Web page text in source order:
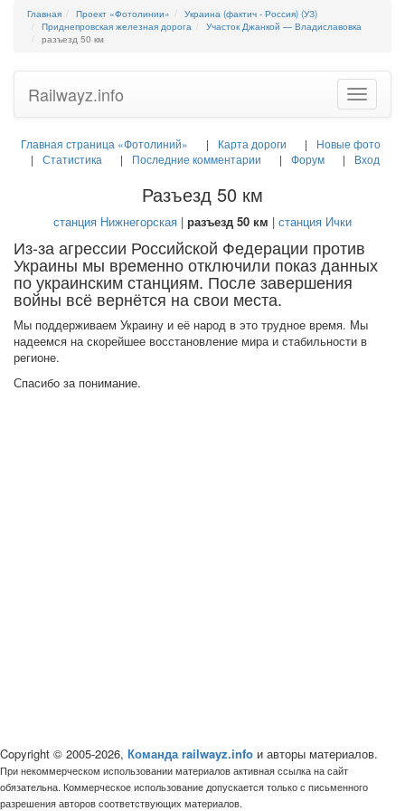
Главная Проект «Фотолинии»
Украина (фактич - Россия) (УЗ)
Приднепровская железная дорога
Участок Джанкой — Владиславовка
разъезд 50 км
Toggle
Railwayz.info
Главная страница «Фотолиний» Карта дороги
Новые фото
Статистика
Последние комментарии Форум Вход
Разъезд 50 км
станция Нижнегорская | разъезд 50 км | станция Ички
Из-за агрессии Российской Федерации против
Украины мы временно отключили показ данных
по украинским станциям. После завершения
войны всё вернётся на свои места.
Мы поддерживаем Украину и её народ в это трудное время. Мы
надеемся на скорейшее восстановление мира и стабильности в
регионе.
Спасибо за понимание.
Copyright © 2005-2026, Команда railwayz.info и авторы материалов.
При некоммерческом использовании материалов активная ссылка на сайт
обязательна. Коммерческое использование допускается только с письменного
разрешения авторов соответствующих материалов.